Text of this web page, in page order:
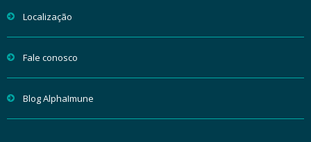
Localização
Fale conosco
Blog AlphaImune